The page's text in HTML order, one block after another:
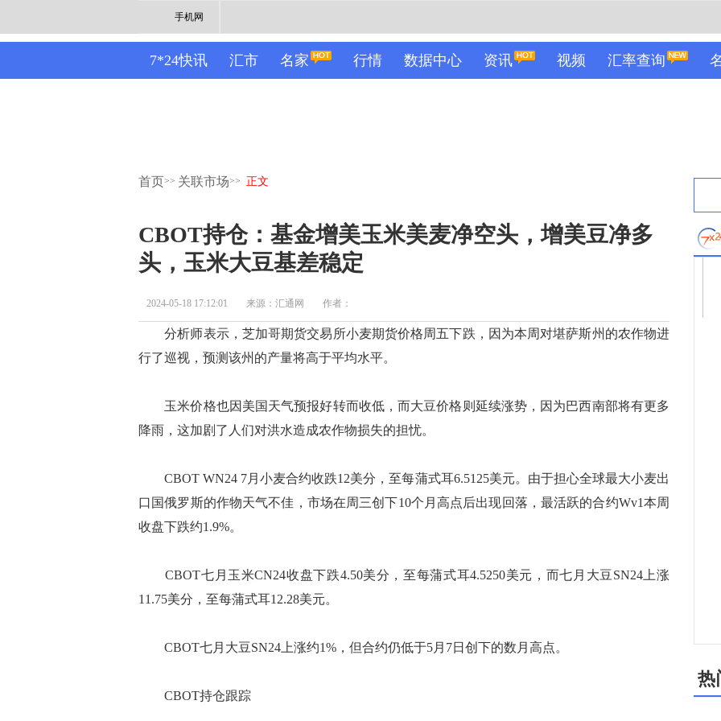
手机网
7*24快讯 汇市 名家 行情 数据中心 资讯 视频 汇率查询
首页>> 关联市场>> 正文
CBOT持仓：基金增美玉米美麦净空头，增美豆净多
头，玉米大豆基差稳定
2024-05-18 17:12:01 来源：汇通网 作者：
分析师表示，芝加哥期货交易所小麦期货价格周五下跌，因为本周对堪萨斯州的农作物进
行了巡视，预测该州的产量将高于平均水平。
玉米价格也因美国天气预报好转而收低，而大豆价格则延续涨势，因为巴西南部将有更多
降雨，这加剧了人们对洪水造成农作物损失的担忧。
CBOT WN24 7月小麦合约收跌12美分，至每蒲式耳6.5125美元。由于担心全球最大小麦出
口国俄罗斯的作物天气不佳，市场在周三创下10个月高点后出现回落，最活跃的合约Wv1本周
收盘下跌约1.9%。
CBOT七月玉米CN24收盘下跌4.50美分，至每蒲式耳4.5250美元，而七月大豆SN24上涨
11.75美分，至每蒲式耳12.28美元。
CBOT七月大豆SN24上涨约1%，但合约仍低于5月7日创下的数月高点。
CBOT持仓跟踪
热